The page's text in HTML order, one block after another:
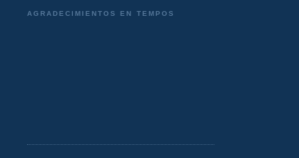
AGRADECIMIENTOS EN TEMPOS